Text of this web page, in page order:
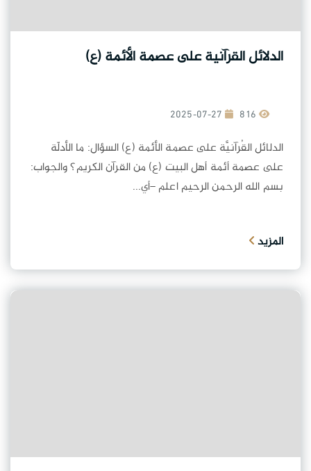
الدلائل القرآنية على عصمة الأئمة (ع)
2025-07-27
الدلائل القُرآنيَّة على عصمة الأئمة (ع) السؤال: ما الأدلّة
على عصمة أئمة أهل البيت (ع) من القرآن الكريم؟ والجواب:
بسم الله الرحمن الرحيم اعلم –أي...
المزيد